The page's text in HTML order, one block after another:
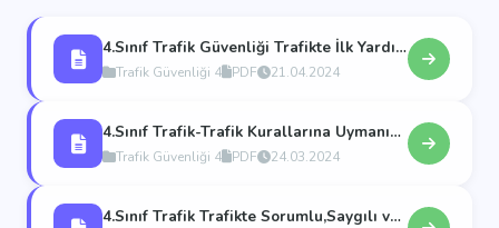
4.Sınıf Trafik Güvenliği Trafikte İlk Yardım
Trafik Güvenliği 4 PDF 21.04.2024
4.Sınıf Trafik-Trafik Kurallarına Uymanın Birey ve Toplum
Trafik Güvenliği 4 PDF 24.03.2024
4.Sınıf Trafik Trafikte Sorumlu,Saygılı ve Sabırlı Olalım